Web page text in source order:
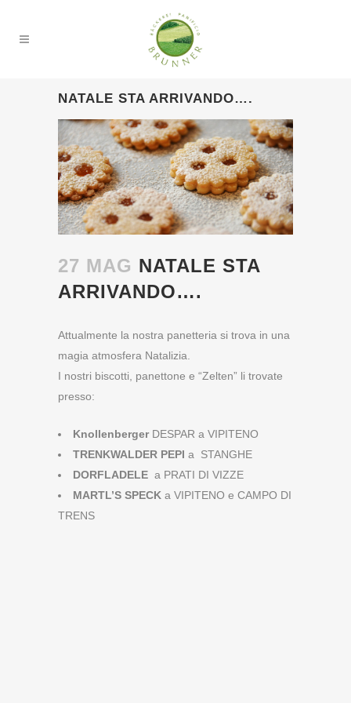
NATALE STA ARRIVANDO….
27 MAG NATALE STA
ARRIVANDO….
Attualmente la nostra panetteria si trova in una
magia atmosfera Natalizia.
I nostri biscotti, panettone e “Zelten” li trovate
presso:
KnollenbergerDESPAR a VIPITENO
TRENKWALDER PEPI a STANGHE
DORFLADELE a PRATI DI VIZZE
MARTL’S SPECK a VIPITENO e CAMPO DI
TRENS